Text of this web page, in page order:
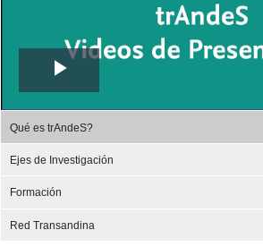
Play
Video
Qué es trAndeS?
Ejes de Investigación
Formación
Red Transandina